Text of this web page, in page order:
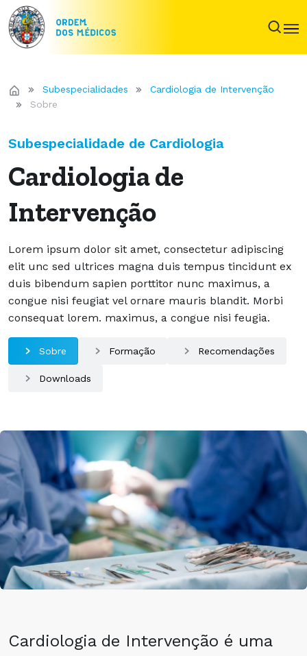
Subespecialidades
Cardiologia de Intervenção
Sobre
Subespecialidade de Cardiologia
Cardiologia de
Intervenção
Lorem ipsum dolor sit amet, consectetur adipiscing
elit unc sed ultrices magna duis tempus tincidunt ex
duis bibendum sapien porttitor nunc maximus, a
congue nisi feugiat vel ornare mauris blandit. Morbi
consequat lorem. maximus, a congue nisi feugia.
Sobre Formação Recomendações
Downloads
Cardiologia de Intervenção é uma